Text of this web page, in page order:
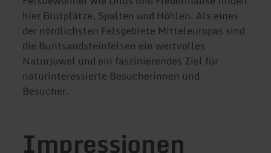
hier Brutplätze, Spalten und Höhlen. Als eines
der nördlichsten Felsgebiete Mitteleuropas sind
die Buntsandsteinfelsen ein wertvolles
Naturjuwel und ein faszinierendes Ziel für
naturinteressierte Besucherinnen und
Besucher.
Impressionen